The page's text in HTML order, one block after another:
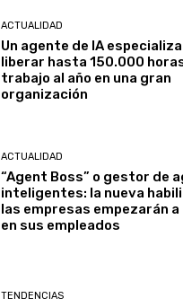
ACTUALIDAD
Un agente de IA
liberar hasta 150.000
trabajo al año en una gran
organización
ACTUALIDAD
“Agent Boss” o gestor de
inteligentes: la nueva
las empresas empezarán
en sus empleados
TENDENCIAS